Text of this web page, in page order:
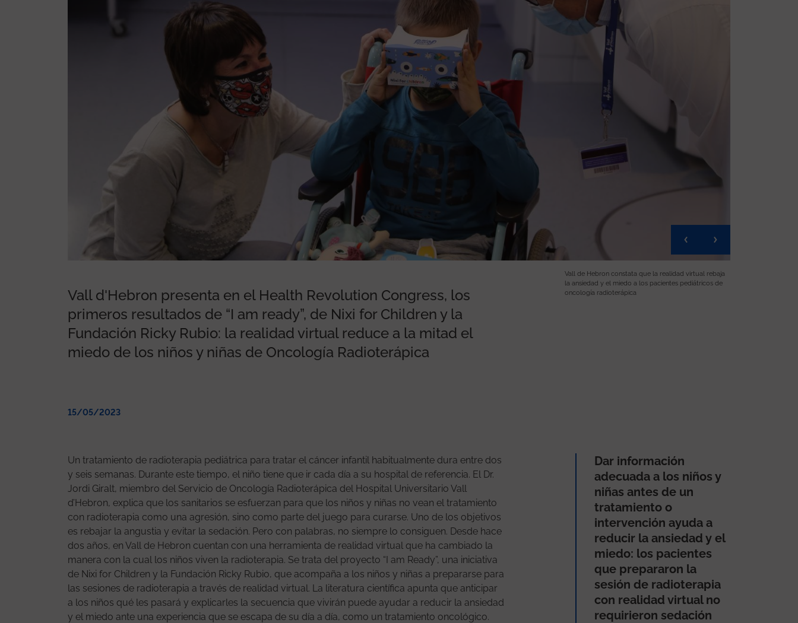
Vall de Hebron constata que la realidad virtual rebaja
la ansiedad y el miedo a los pacientes pediátricos de
oncología radioterápica
Vall d'Hebron presenta en el Health Revolution Congress, los
primeros resultados de “I am ready”, de Nixi for Children y la
Fundación Ricky Rubio: la realidad virtual reduce a la mitad el
miedo de los niños y niñas de Oncología Radioterápica
15/05/2023
Un tratamiento de radioterapia pediátrica para tratar el cáncer infantil habitualmente dura entre dos
y seis semanas. Durante este tiempo, el niño tiene que ir cada día a su hospital de referencia. El Dr.
Jordi Giralt, miembro del Servicio de Oncología Radioterápica del Hospital Universitario Vall
d’Hebron, explica que los sanitarios se esfuerzan para que los niños y niñas no vean el tratamiento
con radioterapia como una agresión, sino como parte del juego para curarse. Uno de los objetivos
es rebajar la angustia y evitar la sedación. Pero con palabras, no siempre lo consiguen. Desde hace
dos años, en Vall de Hebron cuentan con una herramienta de realidad virtual que ha cambiado la
manera con la cual los niños viven la radioterapia. Se trata del proyecto “I am Ready”, una iniciativa
de Nixi for Children y la Fundación Ricky Rubio, que acompaña a los niños y niñas a prepararse para
las sesiones de radioterapia a través de realidad virtual. La literatura científica apunta que anticipar
a los niños qué les pasará y explicarles la secuencia que vivirán puede ayudar a reducir la ansiedad
y el miedo ante una experiencia que se escapa de su día a día, como un tratamiento oncológico.
Dar información
adecuada a los niños y
niñas antes de un
tratamiento o
intervención ayuda a
reducir la ansiedad y el
miedo: los pacientes
que prepararon la
sesión de radioterapia
con realidad virtual no
requirieron sedación